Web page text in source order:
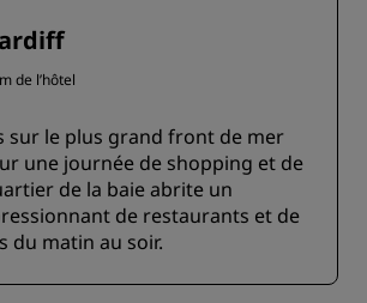
de l’hôtel
sur le plus grand front de mer
une journée de shopping et de
de la baie abrite un
de restaurants et de
du matin au soir.